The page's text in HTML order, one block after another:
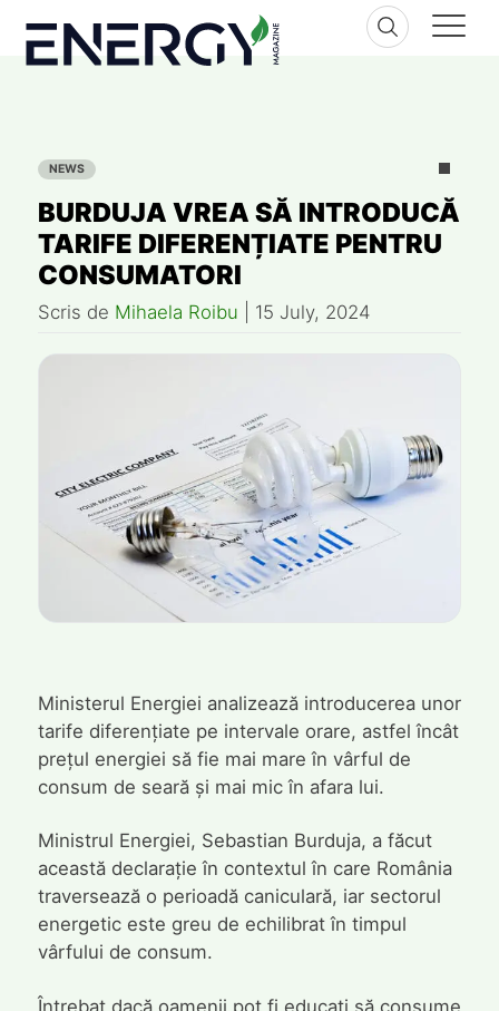
content
NEWS
BURDUJA VREA SĂ INTRODUCĂ
TARIFE DIFERENȚIATE PENTRU
CONSUMATORI
Scris de Mihaela Roibu 15 July, 2024
Ministerul Energiei analizează introducerea unor
tarife diferențiate pe intervale orare, astfel încât
prețul energiei să fie mai mare în vârful de
consum de seară și mai mic în afara lui.
Ministrul Energiei, Sebastian Burduja, a făcut
această declarație în contextul în care România
traversează o perioadă caniculară, iar sectorul
energetic este greu de echilibrat în timpul
vârfului de consum.
Întrebat dacă oamenii pot fi educați să consume